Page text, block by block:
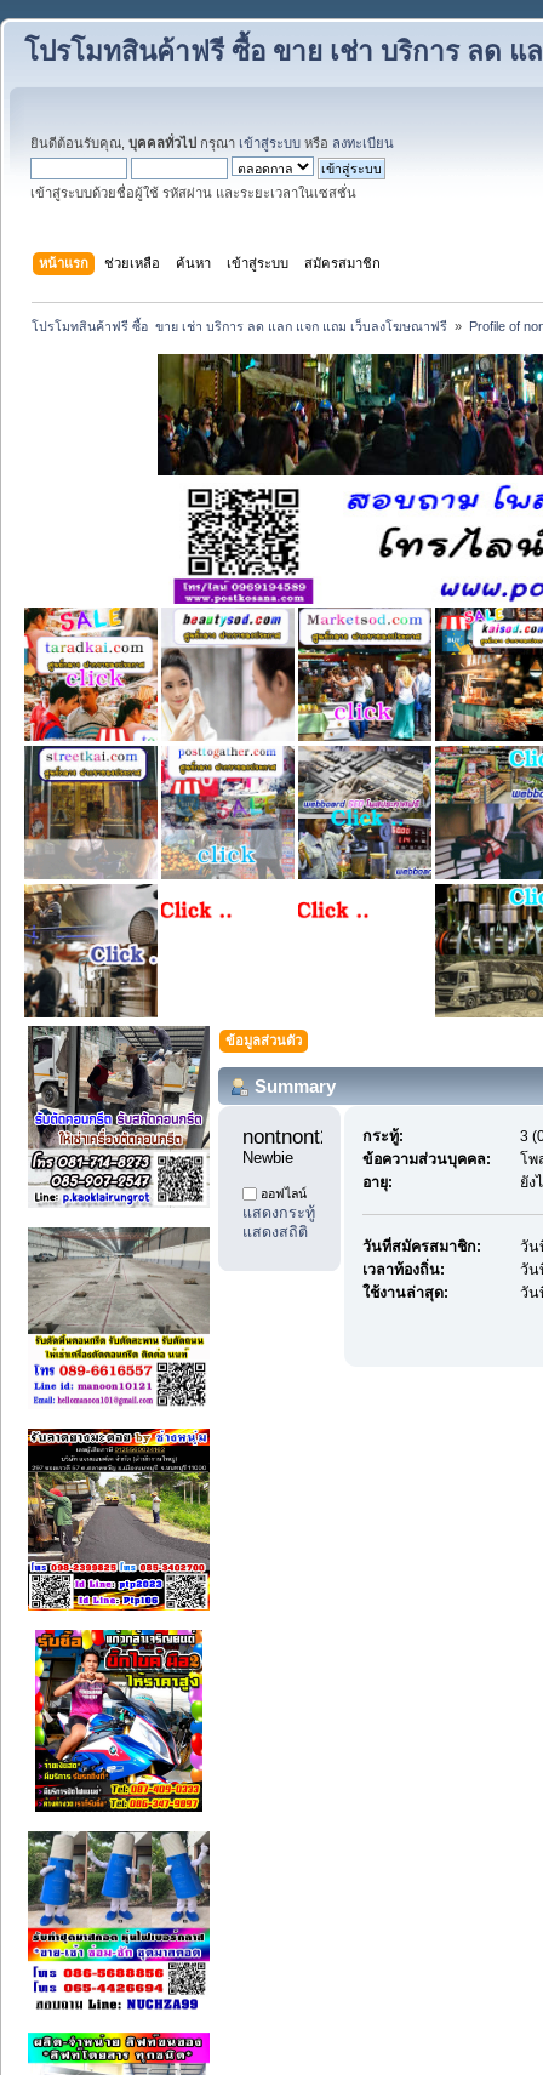
โปรโมทสินค้าฟรี ซื้อ ขาย เช่า บริการ ลด
ยินดีต้อนรับคุณ, บุคคลทั่วไป กรุณา เข้าสู่ระบบ หรือ ลงทะเบียน
เข้าสู่ระบบด้วยชื่อผู้ใช้ รหัสผ่าน และระยะเวลาในเซสชั่น
หน้าแรก ช่วยเหลือ ค้นหา เข้าสู่ระบบ สมัครสมาชิก
โปรโมทสินค้าฟรี ซื้อ  ขาย เช่า บริการ ลด แลก แจก แถม เว็บลงโฆษณาฟรี » Profile of
ข้อมูลส่วนตัว
Summary
Newbie
ออฟไลน์
แสดงกระทู้
แสดงสถิติ
กระทู้:
3
ข้อความส่วนบุคคล:
โพ
อายุ:
ยัง
วันที่สมัครสมาชิก:
วัน
เวลาท้องถิ่น:
วัน
ใช้งานล่าสุด:
วัน